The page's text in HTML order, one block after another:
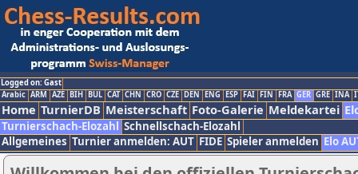
Logged on: Gast
Arabic ARM AZE BIH BUL CAT CHN CRO CZE DEN ENG ESP FAI FIN FRA GER GRE INA
Home TurnierDB Meisterschaft Foto-Galerie Meldekartei
Turnierschach-Elozahl Schnellschach-Elozahl
Allgemeines Turnier anmelden: AUT FIDE Spieler anmelden Elo